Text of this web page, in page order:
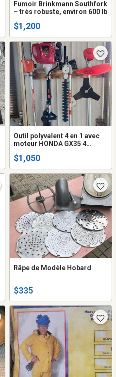
Fumoir Brinkmann Southfork
– très robuste, environ 600 lb
$1,200
Outil polyvalent 4 en 1 avec
moteur HONDA GX35 4
$1,050
Râpe de Modèle Hobard
$335